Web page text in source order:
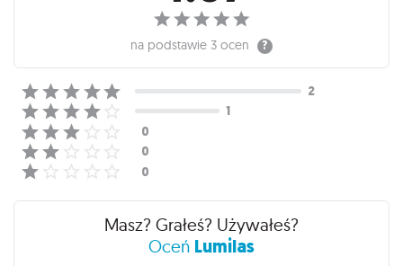
na podstawie 3 ocen
Masz? Grałeś? Używałeś?
Oceń Lumilas